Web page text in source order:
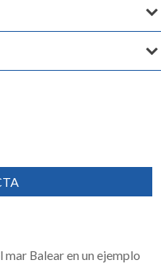
Balear en un ejemplo